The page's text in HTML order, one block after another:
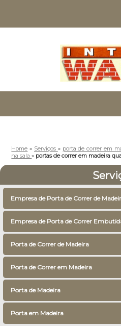
Home » Serviços » porta de correr em
na sala» portas de correr em madeira
Empresa de Porta de Correr de
Empresa de Porta de Correr
Porta de Correr de Madeira
Porta de Correr em Madeira
Porta de Madeira
Porta em Madeira